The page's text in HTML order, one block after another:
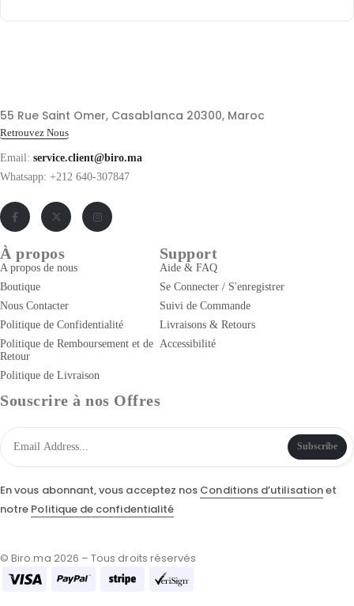
55 Rue Saint Omer, Casablanca 20300, Maroc
Retrouvez Nous
Email: service.client@biro.ma
Whatsapp: +212 640-307847
À propos
A propos de nous
Boutique
Nous Contacter
Politique de Confidentialité
Politique de Remboursement et de
Retour
Politique de Livraison
Support
Aide & FAQ
Se Connecter / S'enregistrer
Suivi de Commande
Livraisons & Retours
Accessibilité
Souscrire à nos Offres
Subscribe
En vous abonnant, vous acceptez nos Conditions d’utilisationet
notre Politique de confidentialité
© Biro.ma 2026 – Tous droits réservés